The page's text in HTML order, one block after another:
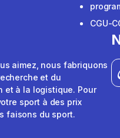
CGU-
aimez, nous fabriquons
et du
et à la logistique. Pour
sport à des prix
faisons du sport.